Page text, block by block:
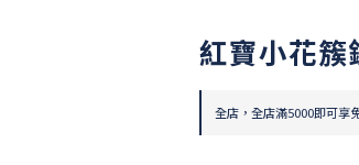
紅寶小花簇
全店，全店滿5000即可享